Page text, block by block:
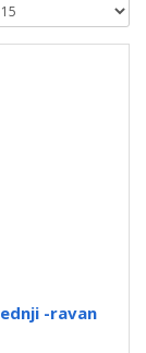
-ravan